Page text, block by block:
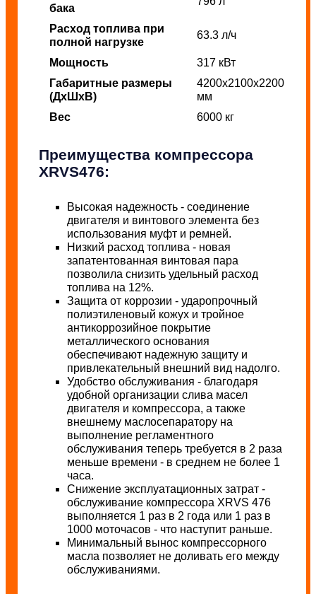
бака
Расход топлива при
полной нагрузке
63.3 л/ч
Мощность
317 кВт
Габаритные размеры
(ДхШхВ)
4200х2100х2200
мм
Вес
6000 кг
Преимущества компрессора
XRVS476:
Высокая надежность - соединение
двигателя и винтового элемента без
использования муфт и ремней.
Низкий расход топлива - новая
запатентованная винтовая пара
позволила снизить удельный расход
топлива на 12%.
Защита от коррозии - ударопрочный
полиэтиленовый кожух и тройное
антикоррозийное покрытие
металлического основания
обеспечивают надежную защиту и
привлекательный внешний вид надолго.
Удобство обслуживания - благодаря
удобной организации слива масел
двигателя и компрессора, а также
внешнему маслосепаратору на
выполнение регламентного
обслуживания теперь требуется в 2 раза
меньше времени - в среднем не более 1
часа.
Снижение эксплуатационных затрат -
обслуживание компрессора XRVS 476
выполняется 1 раз в 2 года или 1 раз в
1000 моточасов - что наступит раньше.
Минимальный вынос компрессорного
масла позволяет не доливать его между
обслуживаниями.